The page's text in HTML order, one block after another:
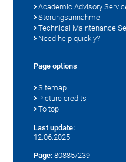
Academic Advisory
Störungsannahme
Technical Maintenance
Need help quickly?
Page options
Sitemap
Picture credits
To top
Last update:
12.06.2025
Page: 80885/239